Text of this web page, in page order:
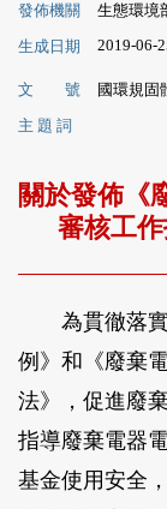
發佈機關
生態環境
生成日期
2019-06-
文 號
國環規固
主 題 詞
關於發佈《
審核工
為貫徹落實
例》和《廢棄
法》，促進廢
指導廢棄電器
基金使用安全